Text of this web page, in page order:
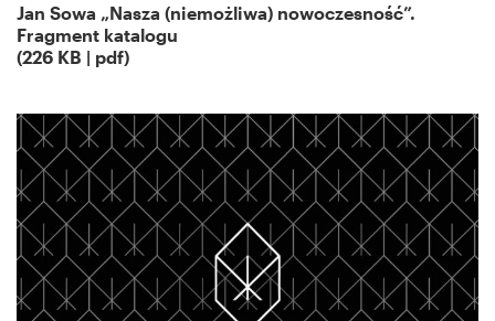
Jan Sowa „Nasza (niemożliwa) nowoczesność”.
Fragment katalogu
(226 KB | pdf)